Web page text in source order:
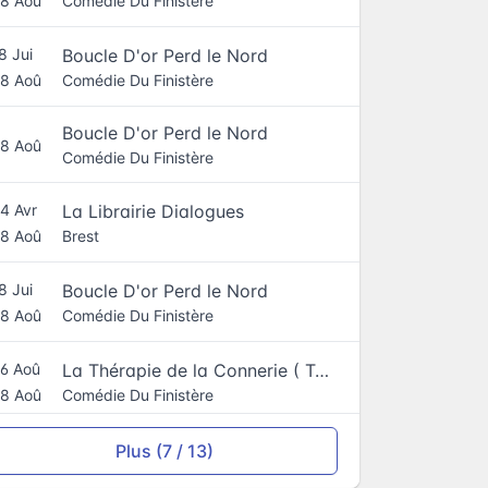
Jui
Aoû
Boucle D'or Perd le Nord
Comédie Du Finistère
Aoû
Boucle D'or Perd le Nord
Comédie Du Finistère
Avr
Aoû
La Librairie Dialogues
Brest
Jui
Aoû
Boucle D'or Perd le Nord
Comédie Du Finistère
Aoû
Aoû
La Thérapie de la Connerie ( Tournée )
Comédie Du Finistère
Plus (7 / 13)